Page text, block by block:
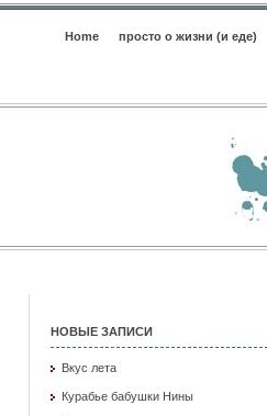
Home просто о жизни (и еде)
НОВЫЕ ЗАПИСИ
Вкус лета
Курабье бабушки Нины